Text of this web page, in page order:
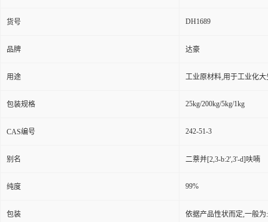
货号 DH1689
品牌 达豪
用途 工业原材料,用于工业化大
包装规格 25kg/200kg/5kg/1kg
CAS编号 242-51-3
别名 二萘并[2,3-b:2',3'-d]呋喃
纯度 99%
包装 依据产品性状而定,一般